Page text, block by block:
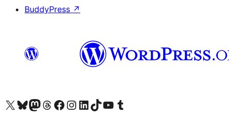
BuddyPress ↗
X (旧 Twitter) アカウントへBluesky アカウントへMastodon アカウントへThreads アカウントへ Facebook ページへInstagram アカウントへ LinkedIn アカウントへTikTok アカウントへYouTube チャンネルへ Tumblr アカウントへ